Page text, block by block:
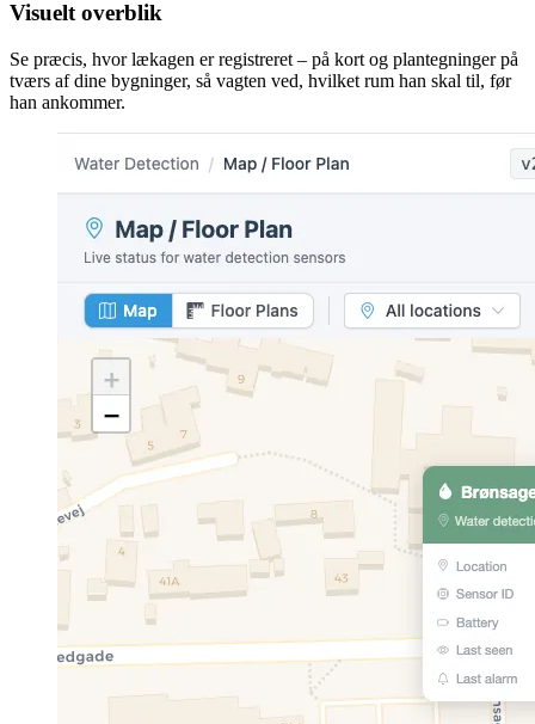
Visuelt overblik
Se præcis, hvor lækagen er registreret – på kort og plantegninger på
tværs af dine bygninger, så vagten ved, hvilket rum han skal til, før
han ankommer.